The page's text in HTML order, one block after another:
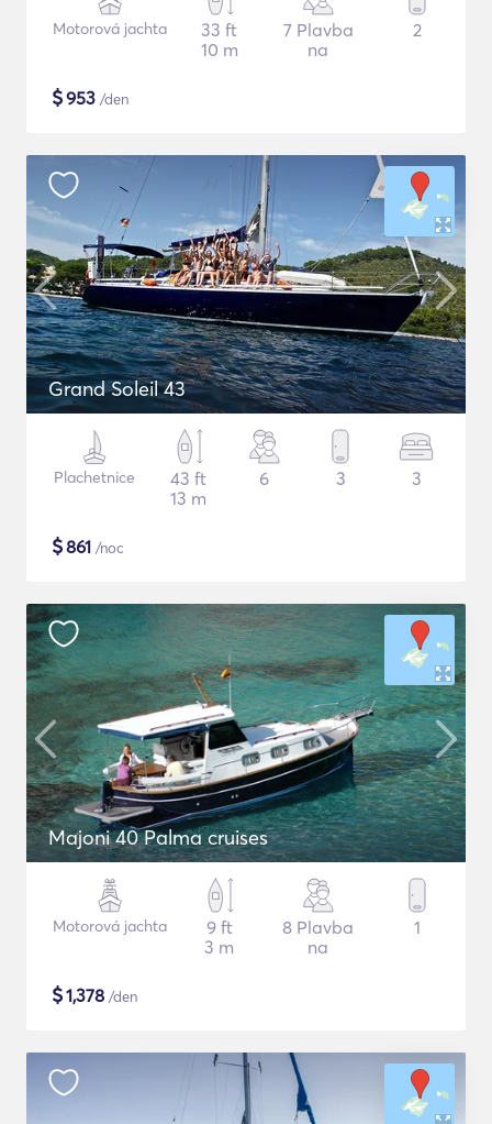
Motorová jachta
33 ft
10 m
7 Plavba
na
2
$953 /den
Grand Soleil 43
Plachetnice
43 ft
13 m
6 3 3
$861 /noc
Majoni 40 Palma cruises
Motorová jachta
9 ft
3 m
8 Plavba
na
1
$1,378 /den